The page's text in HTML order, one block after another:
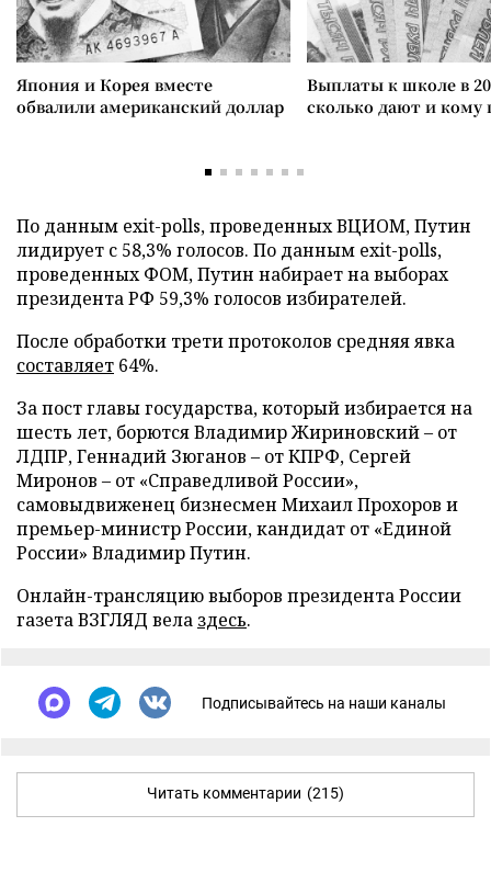
Япония и Корея вместе
обвалили американский доллар
Выплаты к школе в
сколько дают и
По данным exit-polls, проведенных ВЦИОМ, Путин
лидирует с 58,3% голосов. По данным exit-polls,
проведенных ФОМ, Путин набирает на выборах
президента РФ 59,3% голосов избирателей.
После обработки трети протоколов средняя явка
составляет 64%.
За пост главы государства, который избирается на
шесть лет, борются Владимир Жириновский – от
ЛДПР, Геннадий Зюганов – от КПРФ, Сергей
Миронов – от «Справедливой России»,
самовыдвиженец бизнесмен Михаил Прохоров и
премьер-министр России, кандидат от «Единой
России» Владимир Путин.
Онлайн-трансляцию выборов президента России
газета ВЗГЛЯД вела здесь.
Подписывайтесь на наши каналы
Читать комментарии (215)